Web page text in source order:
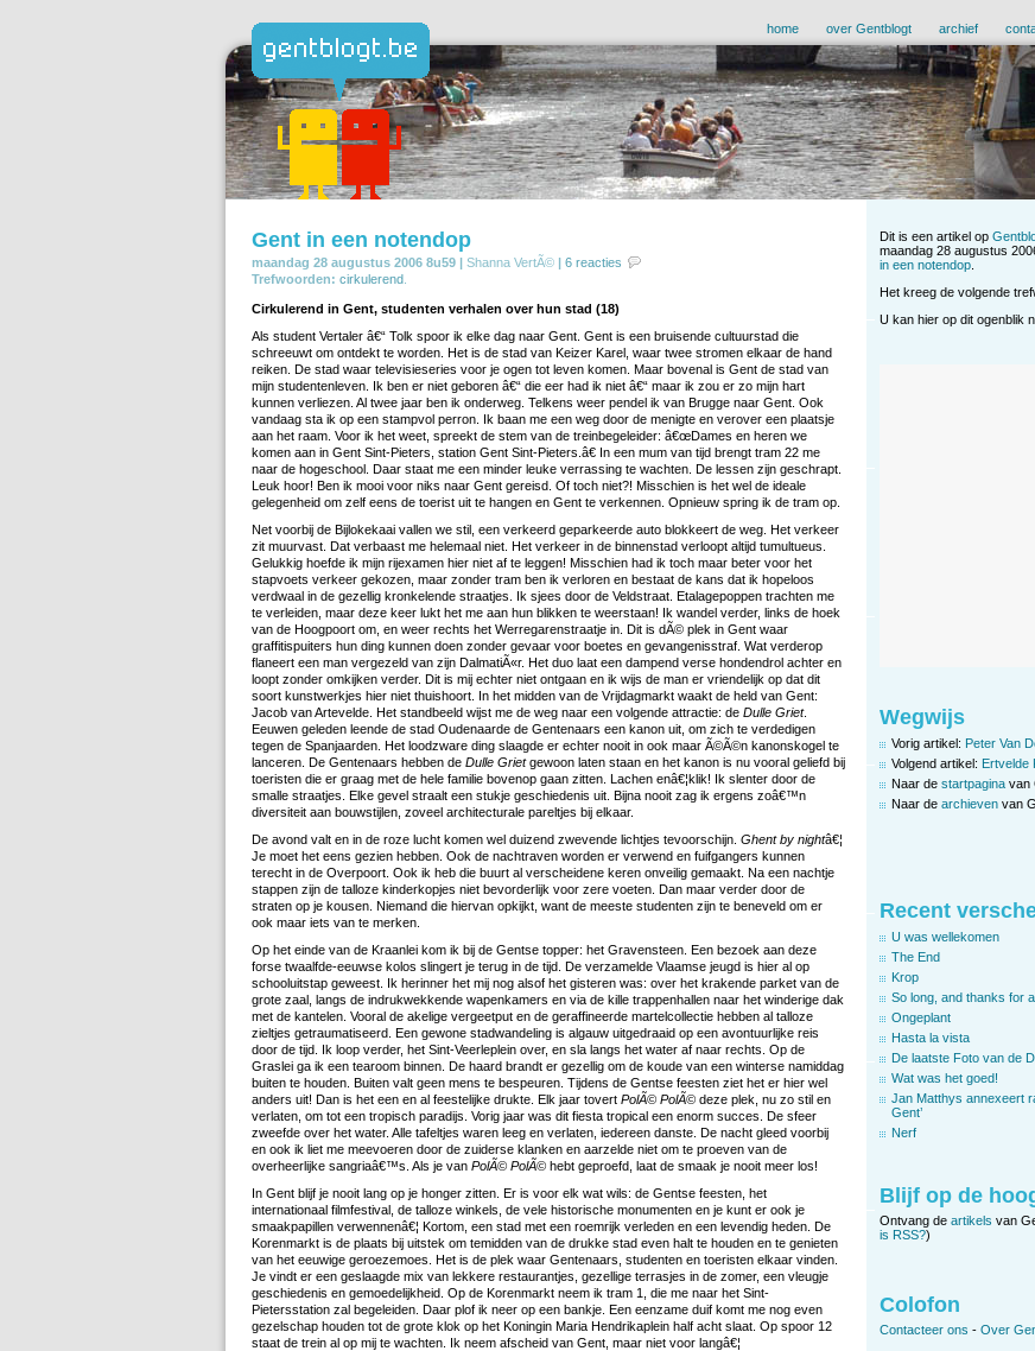
home over Gentblogt archief
Gent in een notendop
maandag 28 augustus 2006 8u59 | Shanna VertÃ© | 6 reacties
Trefwoorden: cirkulerend
Cirkulerend in Gent, studenten verhalen over hun stad (18)
Als student Vertaler â€“ Tolk spoor ik elke dag naar Gent. Gent is een bruisende cultuurstad die
schreeuwt om ontdekt te worden. Het is de stad van Keizer Karel, waar twee stromen elkaar de hand
reiken. De stad waar televisieseries voor je ogen tot leven komen. Maar bovenal is Gent de stad van
mijn studentenleven. Ik ben er niet geboren â€“ die eer had ik niet â€“ maar ik zou er zo mijn hart
kunnen verliezen. Al twee jaar ben ik onderweg. Telkens weer pendel ik van Brugge naar Gent. Ook
vandaag sta ik op een stampvol perron. Ik baan me een weg door de menigte en verover een plaatsje
aan het raam. Voor ik het weet, spreekt de stem van de treinbegeleider: â€œDames en heren we
komen aan in Gent Sint-Pieters, station Gent Sint-Pieters.â€ In een mum van tijd brengt tram 22 me
naar de hogeschool. Daar staat me een minder leuke verrassing te wachten. De lessen zijn geschrapt.
Leuk hoor! Ben ik mooi voor niks naar Gent gereisd. Of toch niet?! Misschien is het wel de ideale
gelegenheid om zelf eens de toerist uit te hangen en Gent te verkennen. Opnieuw spring ik de tram op.
Net voorbij de Bijlokekaai vallen we stil, een verkeerd geparkeerde auto blokkeert de weg. Het verkeer
zit muurvast. Dat verbaast me helemaal niet. Het verkeer in de binnenstad verloopt altijd tumultueus.
Gelukkig hoefde ik mijn rijexamen hier niet af te leggen! Misschien had ik toch maar beter voor het
stapvoets verkeer gekozen, maar zonder tram ben ik verloren en bestaat de kans dat ik hopeloos
verdwaal in de gezellig kronkelende straatjes. Ik sjees door de Veldstraat. Etalagepoppen trachten me
te verleiden, maar deze keer lukt het me aan hun blikken te weerstaan! Ik wandel verder, links de hoek
van de Hoogpoort om, en weer rechts het Werregarenstraatje in. Dit is dÃ© plek in Gent waar
graffitispuiters hun ding kunnen doen zonder gevaar voor boetes en gevangenisstraf. Wat verderop
flaneert een man vergezeld van zijn DalmatiÃ«r. Het duo laat een dampend verse hondendrol achter en
loopt zonder omkijken verder. Dit is mij echter niet ontgaan en ik wijs de man er vriendelijk op dat dit
soort kunstwerkjes hier niet thuishoort. In het midden van de Vrijdagmarkt waakt de held van Gent:
Jacob van Artevelde. Het standbeeld wijst me de weg naar een volgende attractie: de Dulle Griet.
Eeuwen geleden leende de stad Oudenaarde de Gentenaars een kanon uit, om zich te verdedigen
tegen de Spanjaarden. Het loodzware ding slaagde er echter nooit in ook maar Ã©Ã©n kanonskogel te
lanceren. De Gentenaars hebben de Dulle Grietgewoon laten staan en het kanon is nu vooral geliefd bij
toeristen die er graag met de hele familie bovenop gaan zitten. Lachen enâ€¦klik! Ik slenter door de
smalle straatjes. Elke gevel straalt een stukje geschiedenis uit. Bijna nooit zag ik ergens zoâ€™n
diversiteit aan bouwstijlen, zoveel architecturale pareltjes bij elkaar.
De avond valt en in de roze lucht komen wel duizend zwevende lichtjes tevoorschijn. Ghent by nightâ€¦
Je moet het eens gezien hebben. Ook de nachtraven worden er verwend en fuifgangers kunnen
terecht in de Overpoort. Ook ik heb die buurt al verscheidene keren onveilig gemaakt. Na een nachtje
stappen zijn de talloze kinderkopjes niet bevorderlijk voor zere voeten. Dan maar verder door de
straten op je kousen. Niemand die hiervan opkijkt, want de meeste studenten zijn te beneveld om er
ook maar iets van te merken.
Op het einde van de Kraanlei kom ik bij de Gentse topper: het Gravensteen. Een bezoek aan deze
forse twaalfde-eeuwse kolos slingert je terug in de tijd. De verzamelde Vlaamse jeugd is hier al op
schooluitstap geweest. Ik herinner het mij nog alsof het gisteren was: over het krakende parket van de
grote zaal, langs de indrukwekkende wapenkamers en via de kille trappenhallen naar het winderige dak
met de kantelen. Vooral de akelige vergeetput en de geraffineerde martelcollectie hebben al talloze
zieltjes getraumatiseerd. Een gewone stadwandeling is algauw uitgedraaid op een avontuurlijke reis
door de tijd. Ik loop verder, het Sint-Veerleplein over, en sla langs het water af naar rechts. Op de
Graslei ga ik een tearoom binnen. De haard brandt er gezellig om de koude van een winterse namiddag
buiten te houden. Buiten valt geen mens te bespeuren. Tijdens de Gentse feesten ziet het er hier wel
anders uit! Dan is het een en al feestelijke drukte. Elk jaar tovert PolÃ© PolÃ© deze plek, nu zo stil en
verlaten, om tot een tropisch paradijs. Vorig jaar was dit fiesta tropical een enorm succes. De sfeer
zweefde over het water. Alle tafeltjes waren leeg en verlaten, iedereen danste. De nacht gleed voorbij
en ook ik liet me meevoeren door de zuiderse klanken en aarzelde niet om te proeven van de
overheerlijke sangriaâ€™s. Als je van PolÃ© PolÃ© hebt geproefd, laat de smaak je nooit meer los!
In Gent blijf je nooit lang op je honger zitten. Er is voor elk wat wils: de Gentse feesten, het
internationaal filmfestival, de talloze winkels, de vele historische monumenten en je kunt er ook je
smaakpapillen verwennenâ€¦ Kortom, een stad met een roemrijk verleden en een levendig heden. De
Korenmarkt is de plaats bij uitstek om temidden van de drukke stad even halt te houden en te genieten
van het eeuwige geroezemoes. Het is de plek waar Gentenaars, studenten en toeristen elkaar vinden.
Je vindt er een geslaagde mix van lekkere restaurantjes, gezellige terrasjes in de zomer, een vleugje
geschiedenis en gemoedelijkheid. Op de Korenmarkt neem ik tram 1, die me naar het Sint-
Pietersstation zal begeleiden. Daar plof ik neer op een bankje. Een eenzame duif komt me nog even
gezelschap houden tot de grote klok op het Koningin Maria Hendrikaplein half acht slaat. Op spoor 12
staat de trein al op mij te wachten. Ik neem afscheid van Gent, maar niet voor langâ€¦
Dit is een artikel op
maandag 28 augustus
in een notendop
Het kreeg de volgende
U kan hier op dit ogenblik
Wegwijs
Vorig artikel: Peter Van
Volgend artikel: Ertvelde
Naar de startpagina van
Naar de archieven van
Recent
U was wellekomen
The End
Krop
So long, and thanks for
Ongeplant
Hasta la vista
De laatste Foto van de
Wat was het goed!
Jan Matthys annexeert
Gent’
Nerf
Blijf op de
Ontvang de artikels van
is RSS?)
Colofon
Contacteer ons - Over